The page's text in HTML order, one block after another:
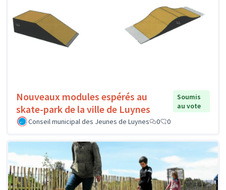
Nouveaux modules espérés au
skate-park de la ville de Luynes
Soumis
au vote
Conseil municipal des Jeunes de Luynes
0 0